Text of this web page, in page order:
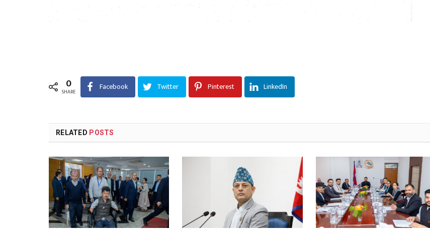
0
SHARE Facebook Twitter Pinterest LinkedIn
RELATED POSTS